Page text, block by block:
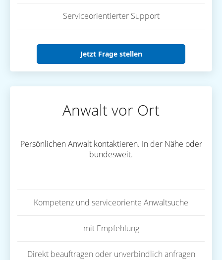
Serviceorientierter Support
Jetzt Frage stellen
Anwalt vor Ort
Persönlichen Anwalt kontaktieren. In der Nähe oder
bundesweit.
Kompetenz und serviceoriente Anwaltsuche
mit Empfehlung
Direkt beauftragen oder unverbindlich anfragen